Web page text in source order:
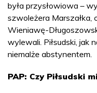
była przysłowiowa –
szwoleżera Marszałka,
Wieniawę-
wylewali. Piłsudski, jak
niemalże abstynentem.
PAP: Czy Piłsudski